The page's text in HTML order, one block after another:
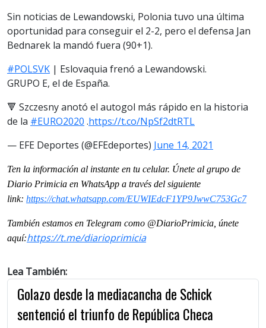
Sin noticias de Lewandowski, Polonia tuvo una última
oportunidad para conseguir el 2-2, pero el defensa Jan
Bednarek la mandó fuera (90+1).
#POLSVK | Eslovaquia frenó a Lewandowski.
GRUPO E, el de España.
🔻 Szczesny anotó el autogol más rápido en la historia
de la #EURO2020 .https://t.co/NpSf2dtRTL
— EFE Deportes (@EFEdeportes) June 14, 2021
Ten la información al instante en tu celular. Únete al grupo de
Diario Primicia en WhatsApp a través del siguiente
link: https://chat.whatsapp.com/EUWIEdcF1YP9JwwC753Gc7
También estamos en Telegram como @DiarioPrimicia, únete
aquí:https://t.me/diarioprimicia
Lea También:
Golazo desde la mediacancha de Schick
sentenció el triunfo de República Checa